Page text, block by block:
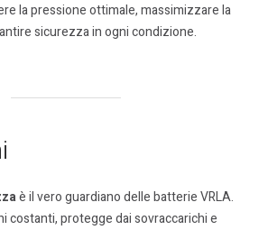
la pressione ottimale, massimizzare la
sicurezza in ogni condizione.
è il vero guardiano delle batterie VRLA.
costanti, protegge dai sovraccarichi e